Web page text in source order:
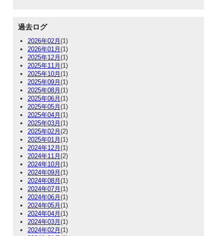
過去ログ
2026年02月(1)
2026年01月(1)
2025年12月(1)
2025年11月(1)
2025年10月(1)
2025年09月(1)
2025年08月(1)
2025年06月(1)
2025年05月(1)
2025年04月(1)
2025年03月(1)
2025年02月(2)
2025年01月(1)
2024年12月(1)
2024年11月(2)
2024年10月(1)
2024年09月(1)
2024年08月(1)
2024年07月(1)
2024年06月(1)
2024年05月(1)
2024年04月(1)
2024年03月(1)
2024年02月(1)